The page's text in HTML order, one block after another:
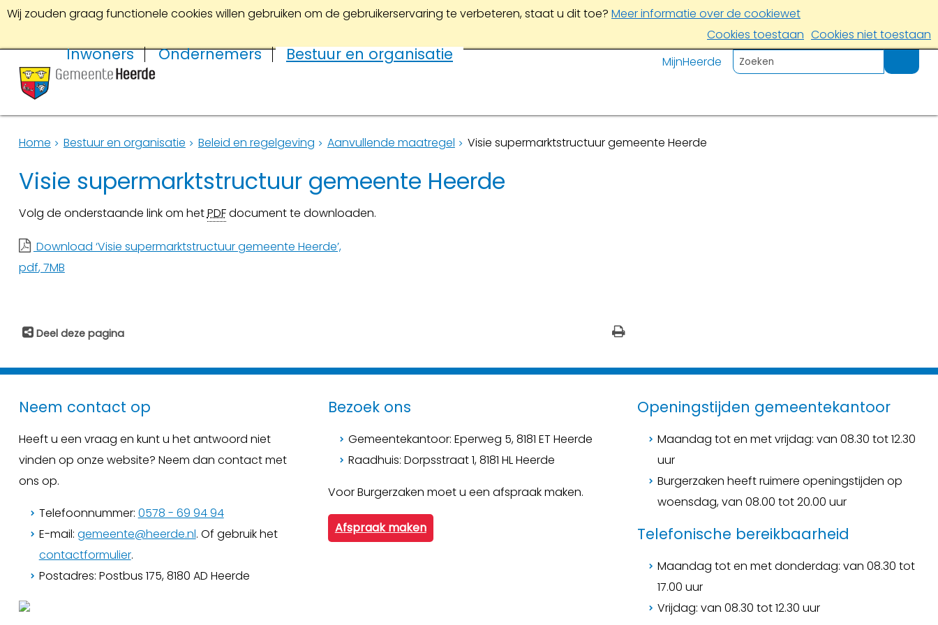
Wij zouden graag functionele cookies willen gebruiken om de gebruikerservaring te verbeteren, staat u dit toe? Meer informatie over de cookiewet
Cookies toestaan Cookies niet toestaan
MijnHeerde
Inwoners Ondernemers Bestuur en organisatie
Home Bestuur en organisatie Beleid en regelgeving Aanvullende maatregel Visie supermarktstructuur gemeente Heerde
Visie supermarktstructuur gemeente Heerde
Volg de onderstaande link om hetPDFdocument te downloaden.
Download ‘Visie supermarktstructuur gemeente Heerde’,
pdf, 7MB
Deel deze pagina
Neem contact op
Heeft u een vraag en kunt u het antwoord niet
vinden op onze website? Neem dan contact met
ons op.
Telefoonnummer: 0578 - 69 94 94
E-mail: gemeente@heerde.nl. Of gebruik het
contactformulier.
Postadres: Postbus 175, 8180 AD Heerde
Bezoek ons
Gemeentekantoor: Eperweg 5, 8181 ET Heerde
Raadhuis: Dorpsstraat 1, 8181 HL Heerde
Voor Burgerzaken moet u een afspraak maken.
Afspraak maken
Openingstijden gemeentekantoor
Maandag tot en met vrijdag: van 08.30 tot 12.30
uur
Burgerzaken heeft ruimere openingstijden op
woensdag, van 08.00 tot 20.00 uur
Telefonische bereikbaarheid
Maandag tot en met donderdag: van 08.30 tot
17.00 uur
Vrijdag: van 08.30 tot 12.30 uur